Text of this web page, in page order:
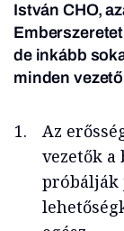
István CHO,
de inkább
minden
Az
vezetők a
próbálják